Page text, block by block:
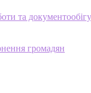
та документообігу
громадян